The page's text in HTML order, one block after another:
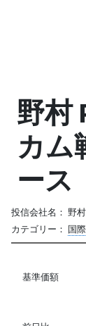
野村
カム
ース
投信会社名： 野
カテゴリー： 国
基準価額